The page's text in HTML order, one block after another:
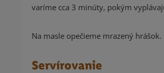
varíme cca 3 minúty, pokým
Na masle opečieme mrazený
Servírovanie